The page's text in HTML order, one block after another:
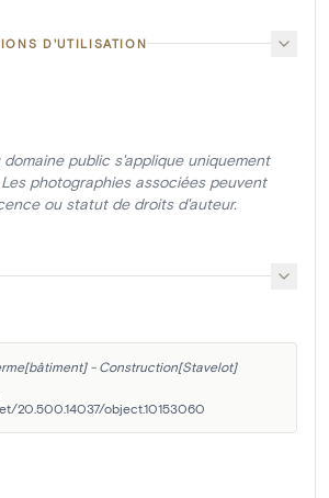
D'UTILISATION
public s'applique uniquement
photographies associées peuvent
ou statut de droits d'auteur.
- Construction[Stavelot]
20.500.14037/object.10153060